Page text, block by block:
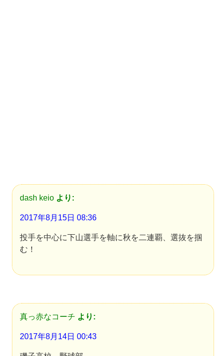
dash keio より:
2017年8月15日 08:36
投手を中心に下山選手を軸に秋を二連覇、選抜を掴
む！
真っ赤なコーチ より:
2017年8月14日 00:43